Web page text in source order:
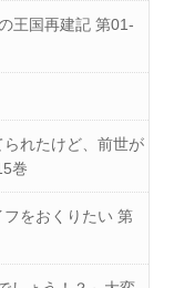
王国再建記 第01-
れたけど、前世が
巻
をおくりたい 第